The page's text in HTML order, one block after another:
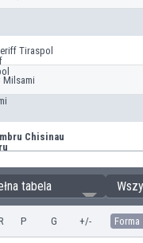
Tiraspol
Milsami
Chisinau
tabela
P G +/- Forma